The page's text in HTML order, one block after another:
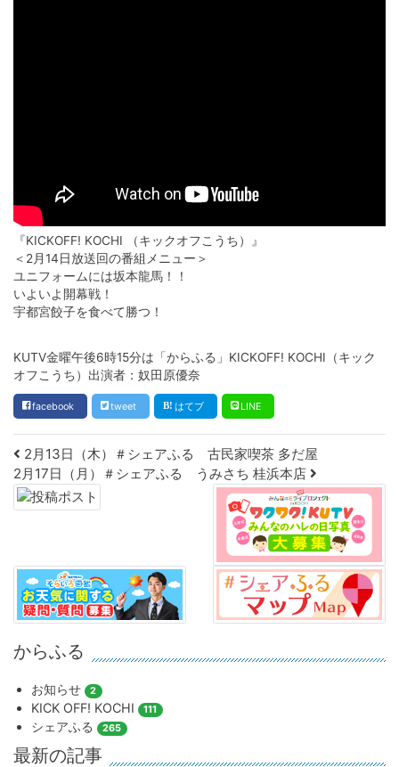
『KICKOFF! KOCHI （キックオフこうち）』
＜2月14日放送回の番組メニュー＞
ユニフォームには坂本龍馬！！
いよいよ開幕戦！
宇都宮餃子を食べて勝つ！
KUTV金曜午後6時15分は「からふる」KICKOFF! KOCHI（キック
オフこうち）出演者：奴田原優奈
facebook tweet はてブ LINE
Post navigation
2月13日（木）＃シェアふる 古民家喫茶 多だ屋
2月17日（月）＃シェアふる うみさち 桂浜本店
からふる
お知らせ 2
KICK OFF! KOCHI 111
シェアふる 265
最新の記事